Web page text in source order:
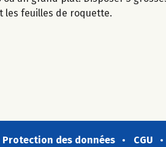
les feuilles de roquette.
Protection des données CGU